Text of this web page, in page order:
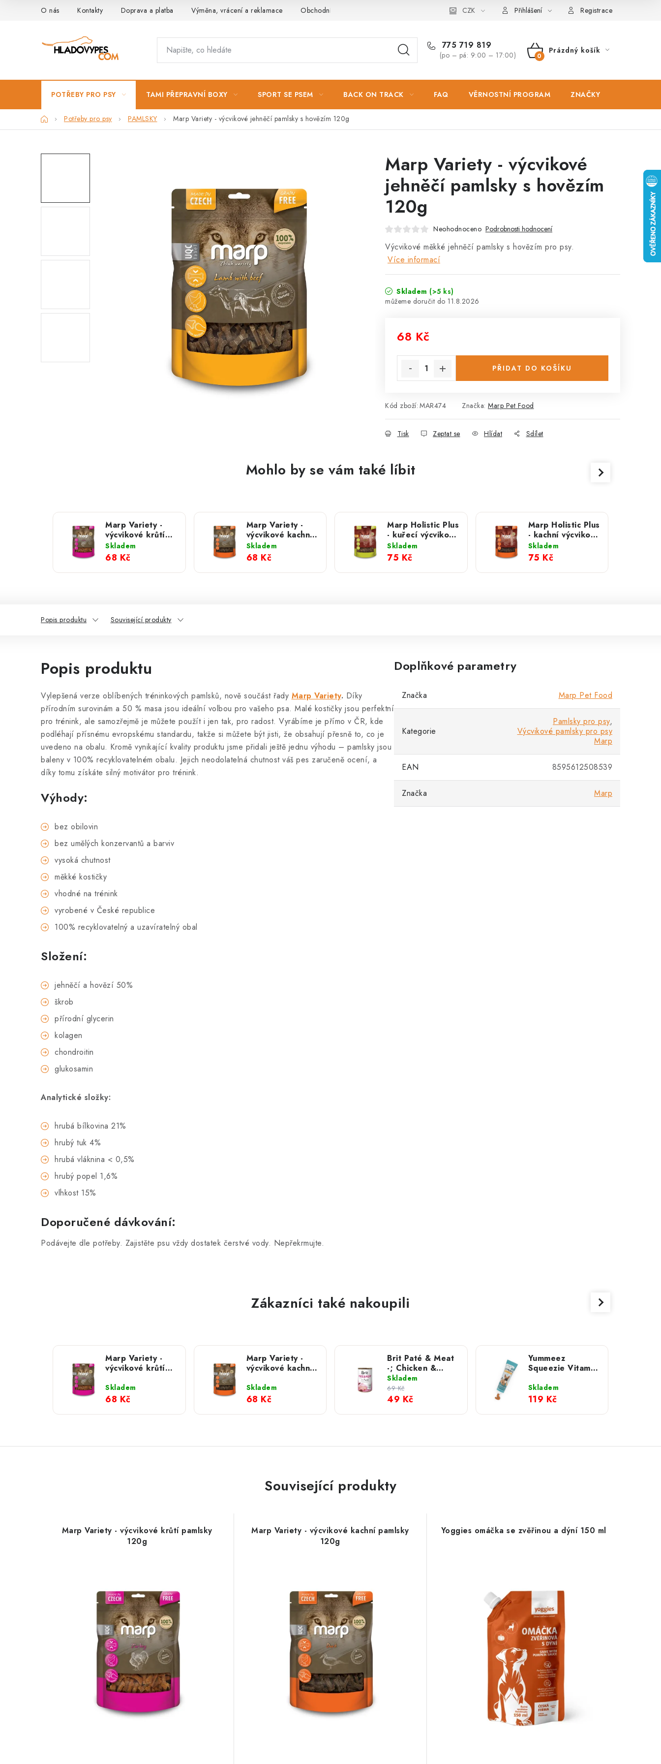
O nás Kontakty Doprava a platba Výměna, vrácení a reklamace Obchodní podmínky Podmínky ochrany osobních údajů Zásady použivání souboru cookies
CZK Přihlášení Registrace
775 719 819
(po – pá: 9:00 – 17:00)
NÁKUPNÍ
Prázdný košík
POTŘEBY PRO PSY TAMI PŘEPRAVNÍ BOXY SPORT SE PSEM BACK ON TRACK FAQ VĚRNOSTNÍ PROGRAM ZNAČKY
DomůPotřeby pro psy PAMLSKY Marp Variety - výcvikové jehněčí pamlsky s hovězím 120g
Marp Variety - výcvikové
jehněčí pamlsky s hovězím
120g
Neohodnoceno Podrobnosti hodnocení
Výcvikové měkké jehněčí pamlsky s hovězím pro psy.
Více informací
Skladem (>5 ks)
11.8.2026
68 Kč
PŘIDAT DO KOŠÍKU
Kód zboží: MAR474 Značka: Marp Pet Food
Tisk Zeptat se Hlídat Sdílet
Mohlo by se vám také líbit
Marp Variety -
výcvikové krůtí
pamlsky 120g
Skladem
68 Kč
Marp Variety -
výcvikové kachní
pamlsky 120g
Skladem
68 Kč
Marp Holistic Plus
- kuřecí výcvikové
pamlsky 80g
Skladem
75 Kč
Marp Holistic Plus
- kachní výcvikové
pamlsky 80g
Skladem
75 Kč
Popis produktu Související produkty
Popis produktu
Vylepšená verze oblíbených tréninkových pamlsků, nově součást řady Marp Variety. Díky
přírodním surovinám a 50 % masa jsou ideální volbou pro vašeho psa. Malé kostičky jsou perfektní
pro trénink, ale samozřejmě je můžete použít i jen tak, pro radost. Vyrábíme je přímo v ČR, kde
podléhají přísnému evropskému standardu, takže si můžete být jisti, že obsahují přesně to, co je
uvedeno na obalu. Kromě vynikající kvality produktu jsme přidali ještě jednu výhodu – pamlsky jsou
baleny v 100% recyklovatelném obalu. Jejich neodolatelná chutnost váš pes zaručeně ocení, a
díky tomu získáte silný motivátor pro trénink.
Výhody:
bez obilovin
bez umělých konzervantů a barviv
vysoká chutnost
měkké kostičky
vhodné na trénink
vyrobené v České republice
100% recyklovatelný a uzavíratelný obal
Složení:
jehněčí a hovězí 50%
škrob
přírodní glycerin
kolagen
chondroitin
glukosamin
Analytické složky:
hrubá bílkovina 21%
hrubý tuk 4%
hrubá vláknina < 0,5%
hrubý popel 1,6%
vlhkost 15%
Doporučené dávkování:
Podávejte dle potřeby. Zajistěte psu vždy dostatek čerstvé vody. Nepřekrmujte.
Doplňkové parametry
Značka Marp Pet Food
Kategorie
Pamlsky pro psy,
Výcvikové pamlsky pro psy
Marp
EAN 8595612508539
Značka Marp
Zákazníci také nakoupili
Marp Variety -
výcvikové krůtí
Skladem
68 Kč
Marp Variety -
výcvikové kachní
Skladem
68 Kč
Brit Paté & Meat
-; Chicken &
turkey for Puppy
400 g
Skladem
49 Kč
69 Kč
Yummeez
Squeezie Vitamin
100g
Skladem
119 Kč
Související produkty
Marp Variety - výcvikové krůtí pamlsky
120g
Marp Variety - výcvikové kachní pamlsky
120g
Yoggies omáčka se zvěřinou a dýní 150 ml